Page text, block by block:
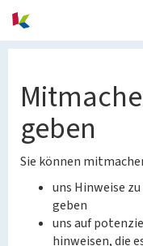
geben
Sie können
uns Hinweise
geben
uns auf
hinweisen, die